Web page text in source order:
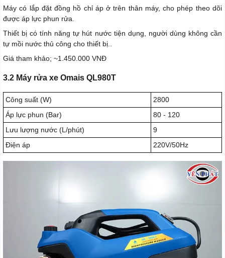
Máy có lắp đặt đồng hồ chỉ áp ở trên thân máy, cho phép theo dõi
được áp lực phun rửa.
Thiết bị có tính năng tự hút nước tiện dụng, người dùng không cần
tự mồi nước thủ công cho thiết bị..
Giá tham khảo; ~1.450.000 VNĐ
3.2 Máy rửa xe Omais QL980T
Công suất (W)
2800
Áp lực phun (Bar)
80 - 120
Lưu lượng nước (L/phút)
9
Điện áp
220V/50Hz